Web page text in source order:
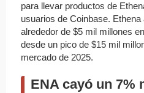
para llevar productos de
usuarios de Coinbase.
alrededor de $5 mil millones
desde un pico de $15 mil
mercado de 2025.
ENA cayó un 7%